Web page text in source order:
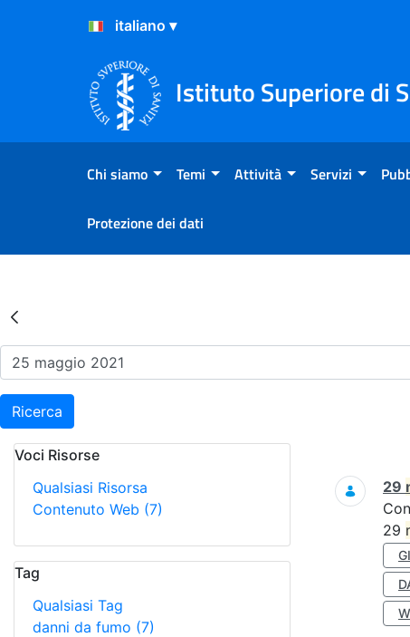
Salta al Contenuto
Salta al Footer
Istituto Superiore di
Chi siamo Temi Attività Servizi
Protezione dei dati
Risultati della Ricerca -
Ricerca
Voci Risorse
Qualsiasi Risorsa
Contenuto Web (7)
Tag
Qualsiasi Tag
danni da fumo (7)
Ricerca
29
29